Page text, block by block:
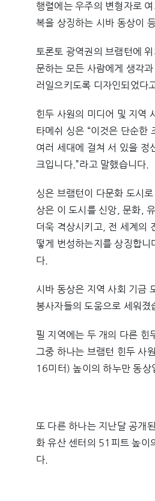
행렬에는 우주의 변형자로
복을 상징하는 시바 동상이
토론토 광역권의 브램턴에
문하는 모든 사람에게 생각
러일으키도록 디자인되었다
힌두 사원의 미디어 및 지역
타메쉬 싱은 “이것은 단순한
여러 세대에 걸쳐 서 있을 정
크입니다.”라고 말했습니다.
싱은 브램턴이 다문화 도시
상은 이 도시를 신앙, 문화,
더욱 격상시키고, 전 세계의
떻게 번성하는지를 상징합니
다.
시바 동상은 지역 사회 기금
봉사자들의 도움으로 세워졌
필 지역에는 두 개의 다른 힌
그중 하나는 브램턴 힌두 사
16미터) 높이의 하누만 동상
또 다른 하나는 지난달 공개
화 유산 센터의 51피트 높이
다.